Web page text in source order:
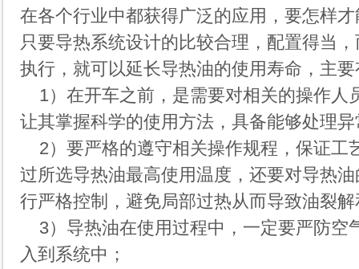
在各个行业中都获得广泛的应用，要怎样
只要导热系统设计的比较合理，配置得当
执行，就可以延长导热油的使用寿命，主
1）在开车之前，是需要对相关的操作人
让其掌握科学的使用方法，具备能够处理
2）要严格的遵守相关操作规程，保证工
过所选导热油最高使用温度，还要对导热
行严格控制，避免局部过热从而导致油裂
3）导热油在使用过程中，一定要严防空
入到系统中；